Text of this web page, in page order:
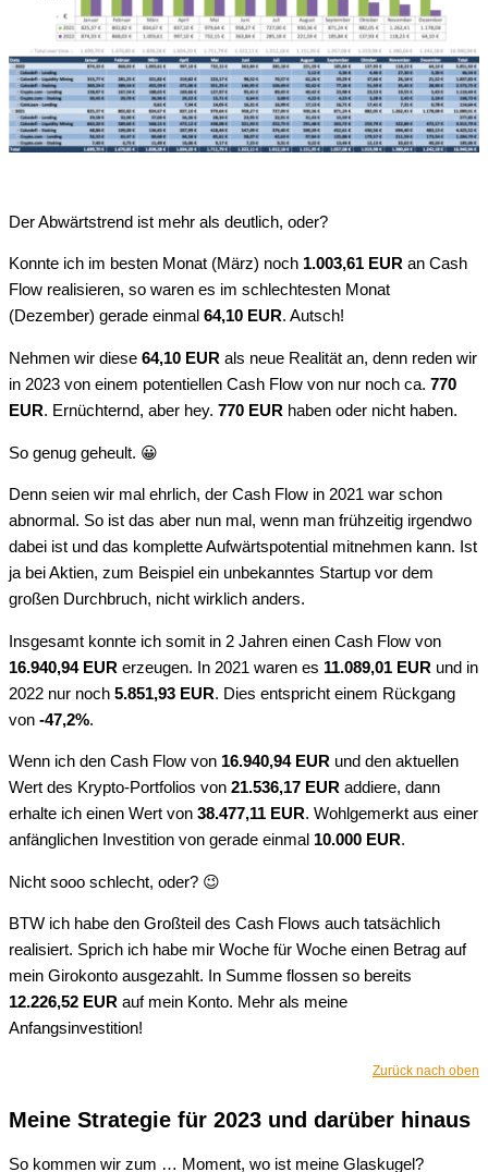
Der Abwärtstrend ist mehr als deutlich, oder?
Konnte ich im besten Monat (März) noch 1.003,61 EUR an Cash
Flow realisieren, so waren es im schlechtesten Monat
(Dezember) gerade einmal 64,10 EUR. Autsch!
Nehmen wir diese 64,10 EUR als neue Realität an, denn reden wir
in 2023 von einem potentiellen Cash Flow von nur noch ca. 770
EUR. Ernüchternd, aber hey. 770 EUR haben oder nicht haben.
So genug geheult. 😀
Denn seien wir mal ehrlich, der Cash Flow in 2021 war schon
abnormal. So ist das aber nun mal, wenn man frühzeitig irgendwo
dabei ist und das komplette Aufwärtspotential mitnehmen kann. Ist
ja bei Aktien, zum Beispiel ein unbekanntes Startup vor dem
großen Durchbruch, nicht wirklich anders.
Insgesamt konnte ich somit in 2 Jahren einen Cash Flow von
16.940,94 EUR erzeugen. In 2021 waren es 11.089,01 EUR und in
2022 nur noch 5.851,93 EUR. Dies entspricht einem Rückgang
von -47,2%.
Wenn ich den Cash Flow von 16.940,94 EUR und den aktuellen
Wert des Krypto-Portfolios von 21.536,17 EUR addiere, dann
erhalte ich einen Wert von 38.477,11 EUR. Wohlgemerkt aus einer
anfänglichen Investition von gerade einmal 10.000 EUR.
Nicht sooo schlecht, oder? 😉
BTW ich habe den Großteil des Cash Flows auch tatsächlich
realisiert. Sprich ich habe mir Woche für Woche einen Betrag auf
mein Girokonto ausgezahlt. In Summe flossen so bereits
12.226,52 EUR auf mein Konto. Mehr als meine
Anfangsinvestition!
Zurück nach oben
Meine Strategie für 2023 und darüber hinaus
So kommen wir zum … Moment, wo ist meine Glaskugel?